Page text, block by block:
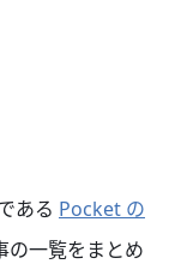
ある Pocket の
の一覧をまとめ